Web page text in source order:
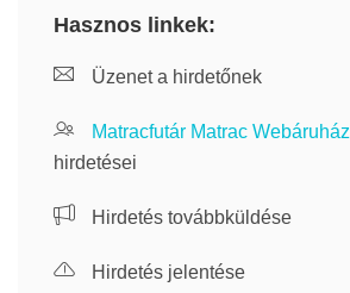
Hasznos linkek:
Üzenet a hirdetőnek
Matracfutár Matrac Webáruház
hirdetései
Hirdetés továbbküldése
Hirdetés jelentése